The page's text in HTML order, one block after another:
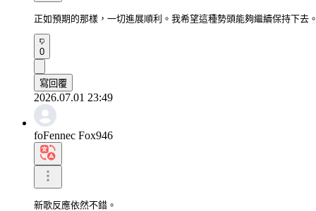
正如預期的那樣，一切進展順利。我希望這種勢頭能夠繼續保持下去
0
寫回覆
2026.07.01 23:49
foFennec Fox946
新歌反應依然不錯。